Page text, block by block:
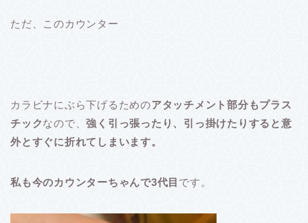
ただ、このカウンター
カラビナにぶら下げるためのアタッチメント部分もプラス
チックなので、強く引っ張ったり、引っ掛けたりすると意
外とすぐに折れてしまいます。
私も今のカウンターちゃんで3代目 です。